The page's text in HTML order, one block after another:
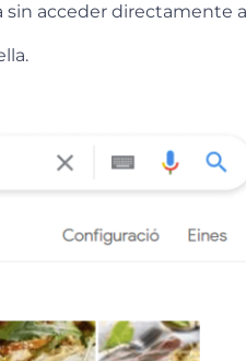
acceder directamente a